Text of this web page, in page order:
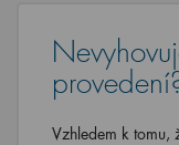
Vzhledem k tomu,